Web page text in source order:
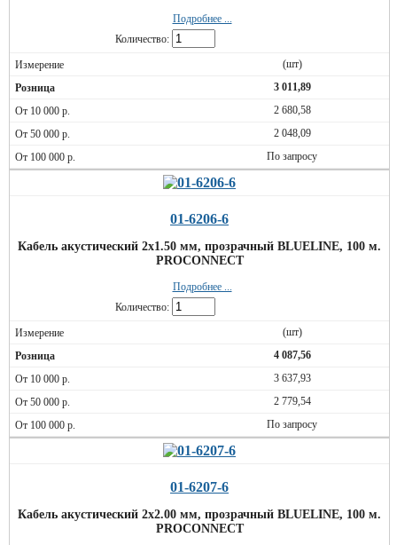
Подробнее ...
Количество:
(шт)
3 011,89
2 680,58
2 048,09
По запросу
01-6206-6
Кабель акустический 2х1.50 мм, прозрачный BLUELINE, 100 м.
PROCONNECT
Подробнее ...
Количество:
(шт)
4 087,56
3 637,93
2 779,54
По запросу
01-6207-6
Кабель акустический 2х2.00 мм, прозрачный BLUELINE, 100 м.
PROCONNECT